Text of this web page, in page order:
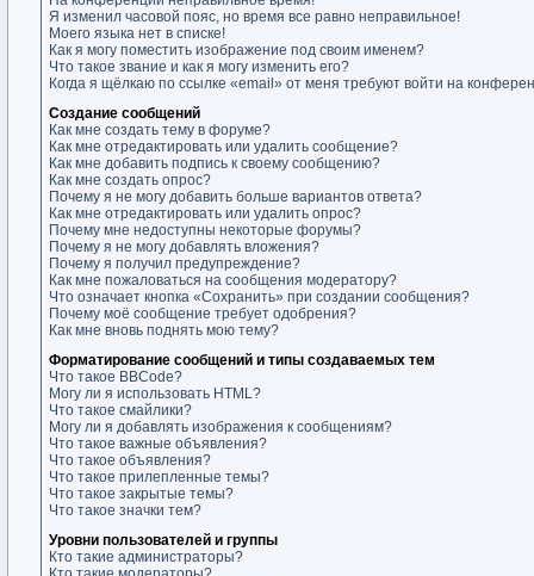
Я изменил часовой пояс, но время все равно неправильное!
Моего языка нет в списке!
Как я могу поместить изображение под своим именем?
Что такое звание и как я могу изменить его?
Когда я щёлкаю по ссылке «email» от меня требуют войти на
Создание сообщений
Как мне создать тему в форуме?
Как мне отредактировать или удалить сообщение?
Как мне добавить подпись к своему сообщению?
Как мне создать опрос?
Почему я не могу добавить больше вариантов ответа?
Как мне отредактировать или удалить опрос?
Почему мне недоступны некоторые форумы?
Почему я не могу добавлять вложения?
Почему я получил предупреждение?
Как мне пожаловаться на сообщения модератору?
Что означает кнопка «Сохранить» при создании сообщения?
Почему моё сообщение требует одобрения?
Как мне вновь поднять мою тему?
Форматирование сообщений и типы создаваемых тем
Что такое BBCode?
Могу ли я использовать HTML?
Что такое смайлики?
Могу ли я добавлять изображения к сообщениям?
Что такое важные объявления?
Что такое объявления?
Что такое прилепленные темы?
Что такое закрытые темы?
Что такое значки тем?
Уровни пользователей и группы
Кто такие администраторы?